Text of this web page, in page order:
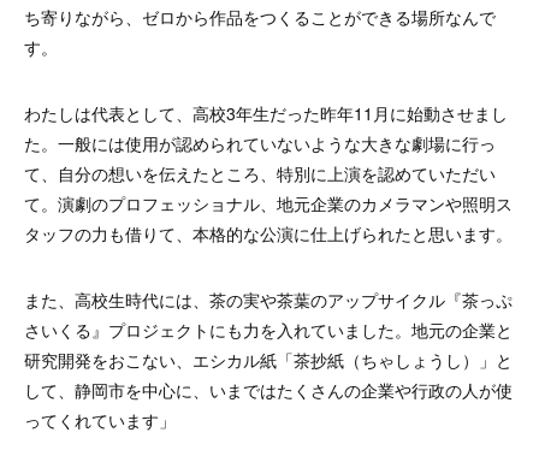
ち寄りながら、ゼロから作品をつくることができる場所なんで
す。
わたしは代表として、高校3年生だった昨年11月に始動させまし
た。 一般には使用が認められていないような大きな劇場に行っ
て、自分の想いを伝えたところ、特別に上演を認めていただい
て。演劇のプロフェッショナル、地元企業のカメラマンや照明ス
タッフの力も借りて、本格的な公演に仕上げられたと思います。
また、高校生時代には、茶の実や茶葉のアップサイクル『茶っぷ
さいくる』プロジェクトにも力を入れていました。地元の企業と
研究開発をおこない、エシカル紙「茶抄紙（ちゃしょうし）」と
して、静岡市を中心に、いまではたくさんの企業や行政の人が使
ってくれています 」